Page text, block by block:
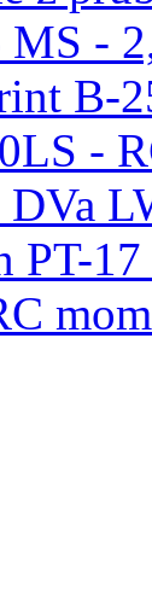
-
B-
-
DVa
PT-